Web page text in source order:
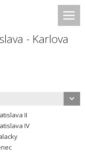
- Karlova
II
IV